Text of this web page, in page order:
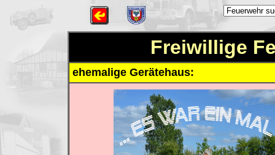
Freiwillige
ehemalige Gerätehaus: